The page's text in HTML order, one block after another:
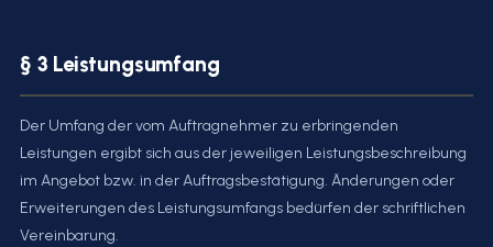
§ 3 Leistungsumfang
Der Umfang der vom Auftragnehmer zu erbringenden
Leistungen ergibt sich aus der jeweiligen Leistungsbeschreibung
im Angebot bzw. in der Auftragsbestätigung. Änderungen oder
Erweiterungen des Leistungsumfangs bedürfen der schriftlichen
Vereinbarung.